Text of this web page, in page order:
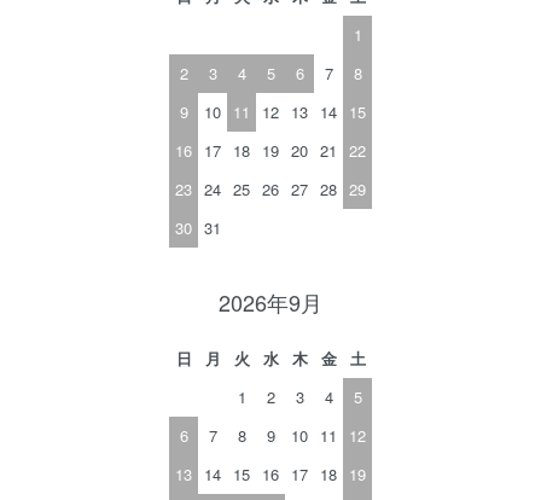
1
2
3 4 5 6 7
8
9
10 11 12 13 14 15
16 17 18 19 20 21
22
23 24 25 26 27 28 29
30 31
2026年9月
日 月 火 水 木 金
土
1
2 3 4
5
6
7 8 9 10 11
12
13 14 15 16 17 18 19